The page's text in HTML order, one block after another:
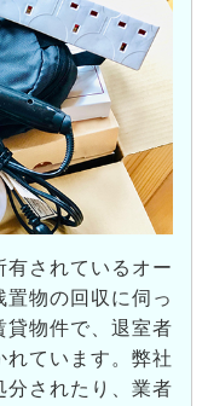
されているオー
物の回収に伺っ
貸物件で、退室者
ています。弊社
分されたり、業者